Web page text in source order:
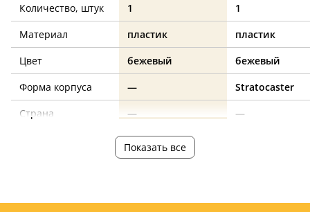
Количество, штук
1
1
Материал
пластик
пластик
Цвет
бежевый
бежевый
Форма корпуса
—
Stratocaster
Страна
— —
Показать все